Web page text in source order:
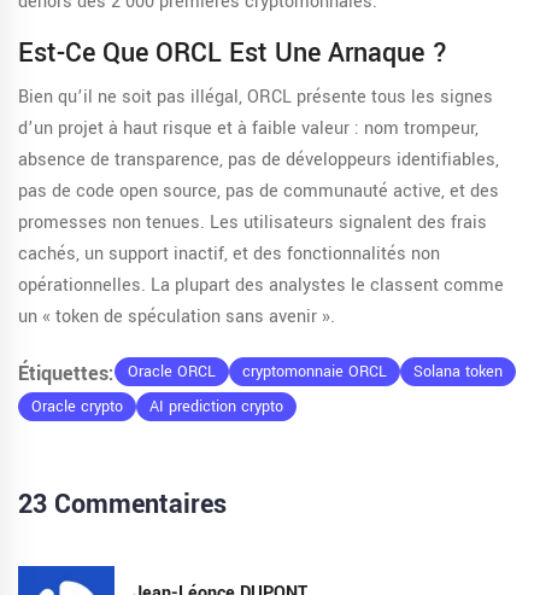
Est-Ce Que ORCL Est Une Arnaque ?
Bien qu’il ne soit pas illégal, ORCL présente tous les signes
d’un projet à haut risque et à faible valeur : nom trompeur,
absence de transparence, pas de développeurs identifiables,
pas de code open source, pas de communauté active, et des
promesses non tenues. Les utilisateurs signalent des frais
cachés, un support inactif, et des fonctionnalités non
opérationnelles. La plupart des analystes le classent comme
un « token de spéculation sans avenir ».
Étiquettes: Oracle ORCL cryptomonnaie ORCL
Solana token
Oracle crypto
AI prediction crypto
23 Commentaires